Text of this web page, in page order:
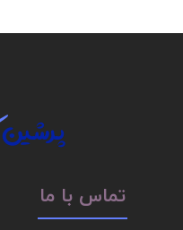
پرشین
تماس با ما